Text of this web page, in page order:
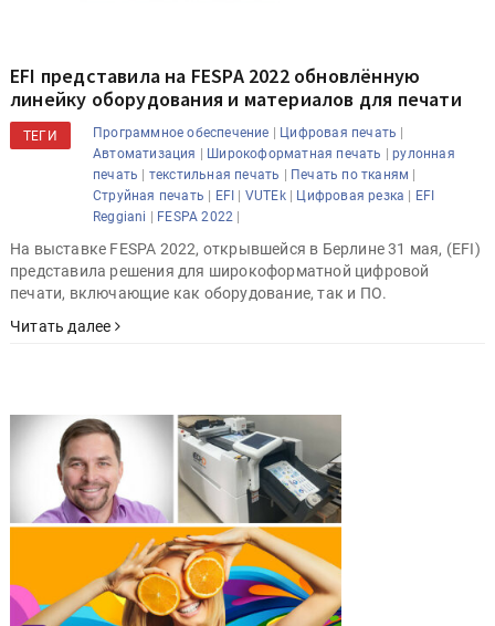
EFI представила на FESPA 2022 обновлённую
линейку оборудования и материалов для печати
ТЕГИ Программное обеспечение | Цифровая печать |
Автоматизация | Широкоформатная печать |рулонная
печать | текстильная печать | Печать по тканям |
Струйная печать | EFI | VUTEk| Цифровая резка | EFI
Reggiani | FESPA 2022 |
На выставке FESPA 2022, открывшейся в Берлине 31 мая, (EFI)
представила решения для широкоформатной цифровой
печати, включающие как оборудование, так и ПО.
Читать далее